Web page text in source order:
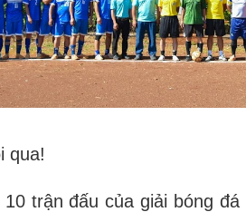
qua!
trận đấu của giải bóng